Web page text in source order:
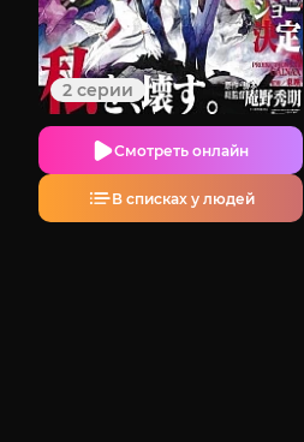
2 серии
Смотреть онлайн
В списках у людей